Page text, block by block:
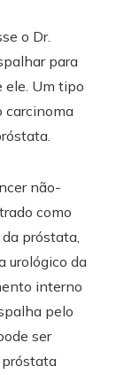
o Dr.
para
ele. Um tipo
carcinoma
não-
como
próstata,
urológico da
interno
pelo
ser